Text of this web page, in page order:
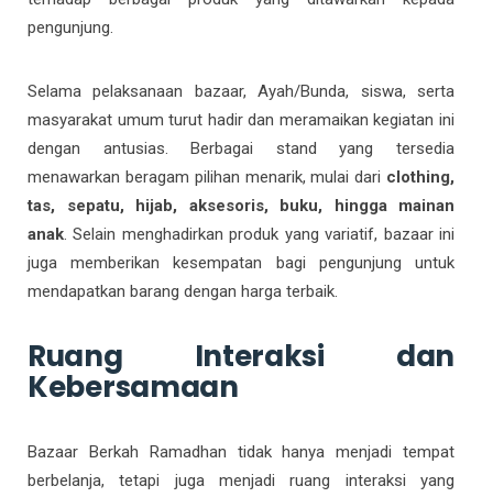
pengunjung.
Selama pelaksanaan bazaar, Ayah/Bunda, siswa, serta
masyarakat umum turut hadir dan meramaikan kegiatan ini
dengan antusias. Berbagai stand yang tersedia
menawarkan beragam pilihan menarik, mulai dari clothing,
tas, sepatu, hijab, aksesoris, buku, hingga mainan
anak. Selain menghadirkan produk yang variatif, bazaar ini
juga memberikan kesempatan bagi pengunjung untuk
mendapatkan barang dengan harga terbaik.
Ruang Interaksi dan
Kebersamaan
Bazaar Berkah Ramadhan tidak hanya menjadi tempat
berbelanja, tetapi juga menjadi ruang interaksi yang